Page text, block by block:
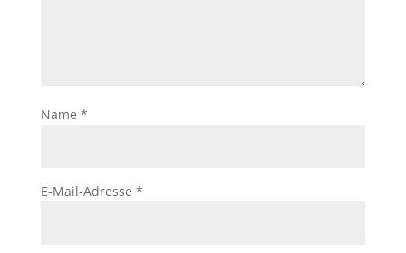
Name *
E-Mail-Adresse *